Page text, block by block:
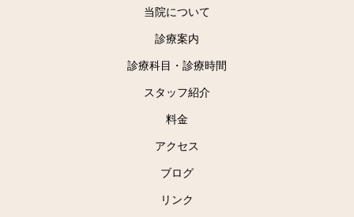
当院について
診療案内
診療科目・診療時間
スタッフ紹介
料金
アクセス
ブログ
リンク